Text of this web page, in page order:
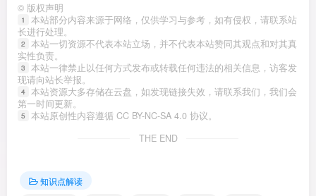
© 版权声明
1
本站部分内容来源于网络，仅供学习与参考，如有侵权，请联系站
长进行处理。
2
本站一切资源不代表本站立场，并不代表本站赞同其观点和对其真
实性负责。
3
本站一律禁止以任何方式发布或转载任何违法的相关信息，访客发
现请向站长举报。
4 本站资源大多存储在云盘，如发现链接失效，请联系我们，我们会
第一时间更新。
5
本站原创性内容遵循 CC BY-NC-SA 4.0 协议。
THE END
知识点解读